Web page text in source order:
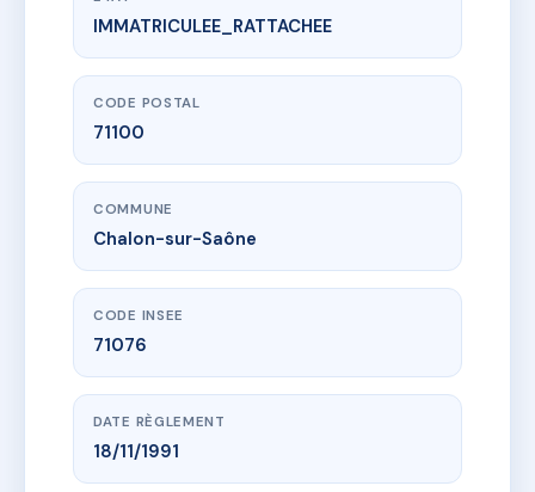
www.vme.plus/AC6774350
021 - 27 AVENUE DE PARIS - 3 RUE CALMETTE
27A av de paris71100 Chalon-sur-Saône
IMMATRICULEE_RATTACHEE
CODE POSTAL
71100
COMMUNE
Chalon-sur-Saône
CODE INSEE
71076
DATE RÈGLEMENT
18/11/1991